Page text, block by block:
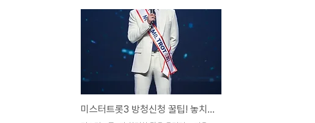
미스터트롯3 방청신청 꿀팁! 놓치면 후회할 필수 정보 🎤